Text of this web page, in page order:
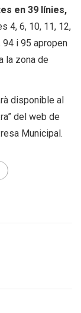
en 39 línies,
4, 6, 10, 11, 12,
94 i 95 apropen
la zona de
disponible al
del web de
Municipal.